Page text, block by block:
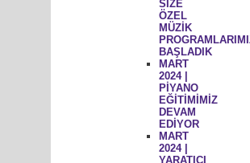
SİZE
ÖZEL
MÜZİK
BAŞLADIK
MART
2024 |
PİYANO
EĞİTİMİMİZ
DEVAM
EDİYOR
MART
2024 |
YARATICI